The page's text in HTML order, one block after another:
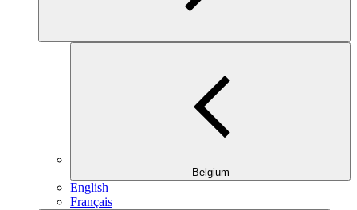
Belgium
English
Français